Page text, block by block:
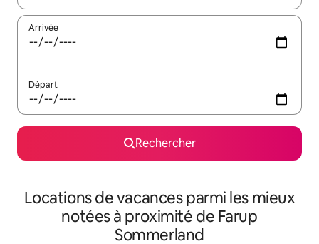
Arrivée
Départ
Rechercher
Locations de vacances parmi les mieux
notées à proximité de Farup
Sommerland